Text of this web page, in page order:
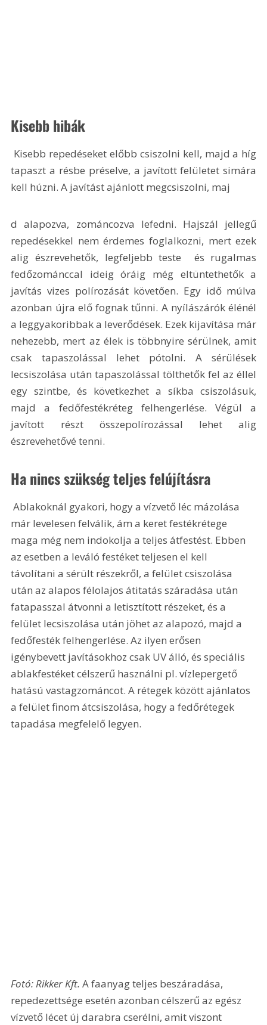
Kisebb hibák
tapaszt a résbe préselve, a javított felületet simára
kell húzni. A javítást ajánlott megcsiszolni, maj
d alapozva, zománcozva lefedni. Hajszál jellegű
repedésekkel nem érdemes foglalkozni, mert ezek
alig észrevehetők, legfeljebb teste  és rugalmas
fedőzománccal ideig óráig még eltüntethetők a
javítás vizes polírozását követően. Egy idő múlva
azonban újra elő fognak tűnni. A nyílászárók élénél
a leggyakoribbak a leverődések. Ezek kijavítása már
nehezebb, mert az élek is többnyire sérülnek, amit
csak tapaszolással lehet pótolni. A sérülések
lecsiszolása után tapaszolással tölthetők fel az éllel
egy szintbe, és következhet a síkba csiszolásuk,
majd a fedőfestékréteg felhengerlése. Végül a
javított részt összepolírozással lehet alig
észrevehetővé tenni.
Ha nincs szükség teljes felújításra
Ablakoknál gyakori, hogy a vízvető léc mázolása
már levelesen felválik, ám a keret festékrétege
maga még nem indokolja a teljes átfestést. Ebben
az esetben a leváló festéket teljesen el kell
távolítani a sérült részekről, a felület csiszolása
után az alapos félolajos átitatás száradása után
fatapasszal átvonni a letisztított részeket, és a
felület lecsiszolása után jöhet az alapozó, majd a
fedőfesték felhengerlése. Az ilyen erősen
igénybevett javításokhoz csak UV álló, és speciális
ablakfestéket célszerű használni pl. vízlepergető
hatású vastagzománcot. A rétegek között ajánlatos
a felület finom átcsiszolása, hogy a fedőrétegek
tapadása megfelelő legyen.
Fotó: Rikker Kft. A faanyag teljes beszáradása,
repedezettsége esetén azonban célszerű az egész
vízvető lécet új darabra cserélni, amit viszont